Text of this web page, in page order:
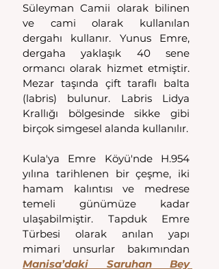
Süleyman Camii olarak bilinen
ve cami olarak kullanılan
dergahı kullanır. Yunus Emre,
dergaha yaklaşık 40 sene
ormancı olarak hizmet etmiştir.
Mezar taşında çift taraflı balta
(labris) bulunur. Labris Lidya
Krallığı bölgesinde sikke gibi
Kula'ya Emre Köyü'nde H.954
yılına tarihlenen bir çeşme, iki
hamam kalıntısı ve medrese
temeli günümüze kadar
ulaşabilmiştir. Tapduk Emre
Türbesi olarak anılan yapı
Manisa’daki Saruhan Bey